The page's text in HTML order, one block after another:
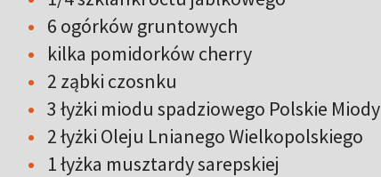
6 ogórków gruntowych
kilka pomidorków cherry
2 ząbki czosnku
3 łyżki miodu spadziowego Polskie Miody
2 łyżki Oleju Lnianego Wielkopolskiego
1 łyżka musztardy sarepskiej